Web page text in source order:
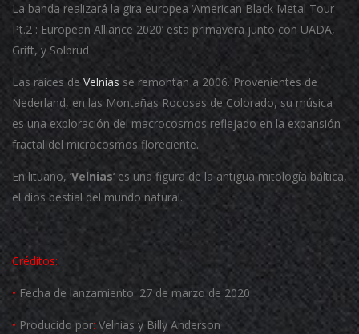
La banda realizará la gira europea ‘American Black Metal Tour
Pt.2 : European Alliance 2020’ esta primavera junto con UADA,
Grift, y Solbrud
Las raíces de Velnias se remontan a 2006. Provenientes de
Nederland, en las Montañas Rocosas de Colorado, su música
es una exploración del macrocosmos reflejado en la expansión
fractal del microcosmos floreciente.
En lituano, ‘Velnias‘ es una figura de la antigua mitología báltica,
el dios bestial del mundo natural.
Créditos:
• Fecha de lanzamiento: 27 de marzo de 2020
• Producido por: Velnias y Billy Anderson